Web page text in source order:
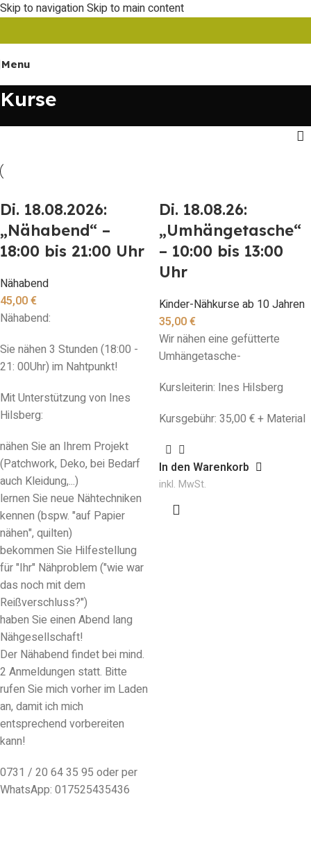
Skip to navigationSkip to main content
Menu
Kurse
Di. 18.08.2026:
„Nähabend“ –
18:00 bis 21:00 Uhr
Nähabend
45,00€
Nähabend:
Sie nähen 3 Stunden (18:00 -
21: 00Uhr) im Nahtpunkt!
Mit Unterstützung von Ines
Hilsberg:
nähen Sie an Ihrem Projekt
(Patchwork, Deko, bei Bedarf
auch Kleidung,...)
lernen Sie neue Nähtechniken
kennen (bspw. "auf Papier
nähen", quilten)
bekommen Sie Hilfestellung
für "Ihr" Nähproblem ("wie war
das noch mit dem
Reißverschluss?")
haben Sie einen Abend lang
Nähgesellschaft!
Der Nähabend findet bei mind.
2 Anmeldungen statt. Bitte
rufen Sie mich vorher im Laden
an, damit ich mich
entsprechend vorbereiten
kann!
0731 / 20 64 35 95 oder per
WhatsApp: 017525435436
Di. 18.08.26:
„Umhängetasche“
– 10:00 bis 13:00
Uhr
Kinder-Nähkurse ab 10 Jahren
35,00€
Wir nähen eine gefütterte
Umhängetasche-
Kursleiterin: Ines Hilsberg
Kursgebühr: 35,00 € + Material
In den Warenkorb
inkl. MwSt.